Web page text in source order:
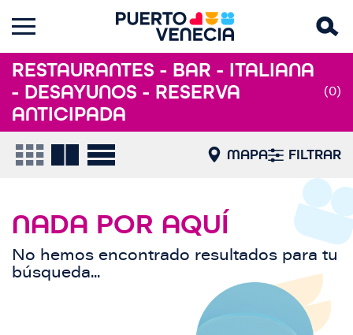
RESTAURANTES - BAR - ITALIANA
- DESAYUNOS - RESERVA
ANTICIPADA
(0)
MAPA FILTRAR
NADA POR AQUÍ
No hemos encontrado resultados para tu
búsqueda...